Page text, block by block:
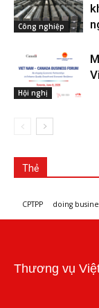
Công nghiệp
Hội nghị
Thẻ
CPTPP doing
Thương vụ